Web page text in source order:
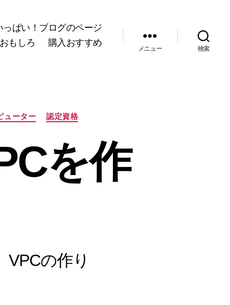
ぱい！ブログのページ
おもしろ 購入おすすめ
メニュー 検索
ューター 認定資格
を作
の作り